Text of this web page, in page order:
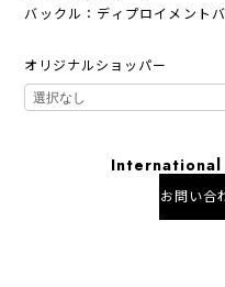
バックル：ディプロイメント
オリジナルショッパー
International
お問い合